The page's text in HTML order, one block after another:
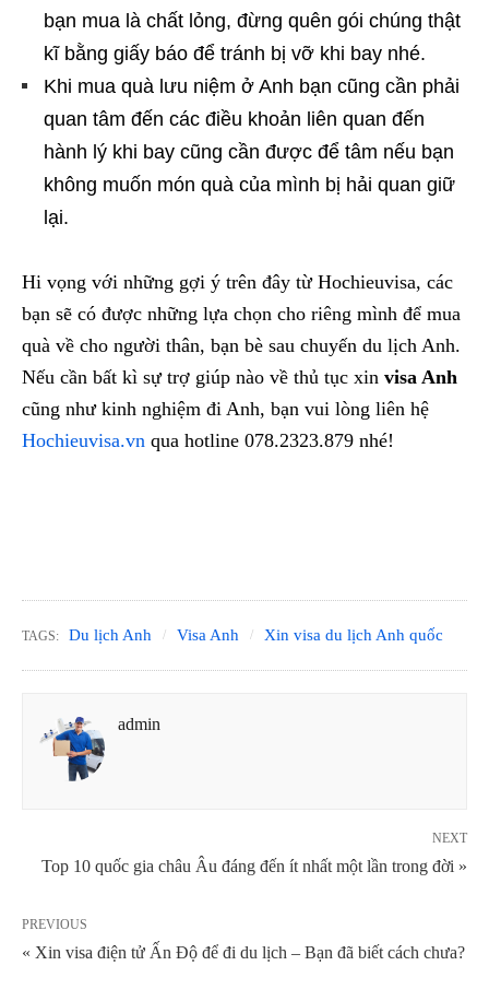
bạn mua là chất lỏng, đừng quên gói chúng thật
kĩ bằng giấy báo để tránh bị vỡ khi bay nhé.
Khi mua quà lưu niệm ở Anh bạn cũng cần phải
quan tâm đến các điều khoản liên quan đến
hành lý khi bay cũng cần được để tâm nếu bạn
không muốn món quà của mình bị hải quan giữ
lại.
Hi vọng với những gợi ý trên đây từ Hochieuvisa, các
bạn sẽ có được những lựa chọn cho riêng mình để mua
quà về cho người thân, bạn bè sau chuyến du lịch Anh.
Nếu cần bất kì sự trợ giúp nào về thủ tục xin visa Anh
cũng như kinh nghiệm đi Anh, bạn vui lòng liên hệ
Hochieuvisa.vn qua hotline 078.2323.879 nhé!
TAGS: Du lịch Anh Visa Anh Xin visa du lịch Anh quốc
admin
NEXT
Top 10 quốc gia châu Âu đáng đến ít nhất một lần trong đời »
PREVIOUS
« Xin visa điện tử Ấn Độ để đi du lịch – Bạn đã biết cách chưa?